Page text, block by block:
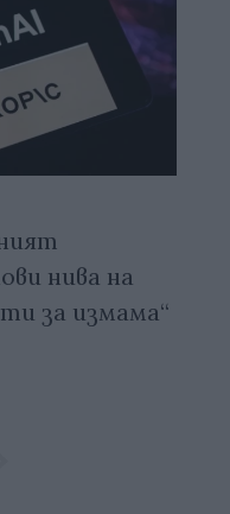
нива на
за измама“